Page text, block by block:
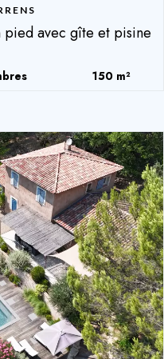
pied avec gîte et pisine
150 m²